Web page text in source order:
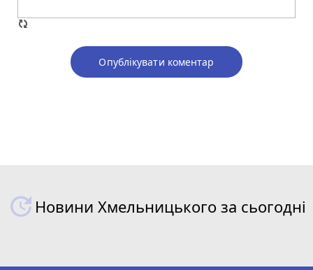
Опублікувати коментар
Новини Хмельницького за сьогодні